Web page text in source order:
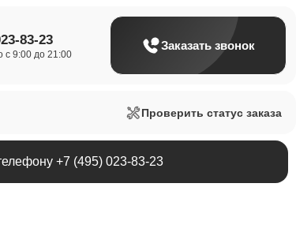
83-23
с 9:00 до 21:00
Заказать звонок
Проверить статус заказа
+7 (495) 023-83-23